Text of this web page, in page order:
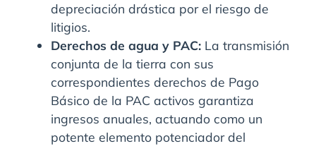
depreciación drástica por el riesgo de
litigios.
Derechos de agua y PAC: La transmisión
conjunta de la tierra con sus
correspondientes derechos de Pago
Básico de la PAC activos garantiza
ingresos anuales, actuando como un
potente elemento potenciador del